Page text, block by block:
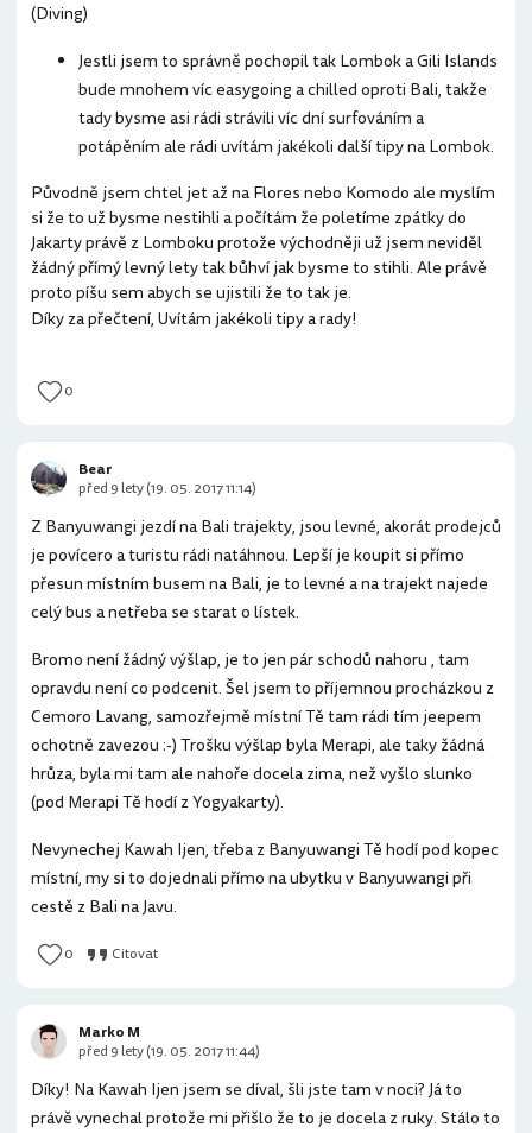
(Diving)
Jestli jsem to správně pochopil tak Lombok a Gili Islands
bude mnohem víc easygoing a chilled oproti Bali, takže
tady bysme asi rádi strávili víc dní surfováním a
potápěním ale rádi uvítám jakékoli další tipy na Lombok.
Původně jsem chtel jet až na Flores nebo Komodo ale myslím
si že to už bysme nestihli a počítám že poletíme zpátky do
Jakarty právě z Lomboku protože východněji už jsem neviděl
žádný přímý levný lety tak bůhví jak bysme to stihli. Ale právě
proto píšu sem abych se ujistili že to tak je.
Díky za přečtení, Uvítám jakékoli tipy a rady!
0
Z Banyuwangi jezdí na Bali trajekty, jsou levné, akorát prodejců
je povícero a turistu rádi natáhnou. Lepší je koupit si přímo
přesun místním busem na Bali, je to levné a na trajekt najede
celý bus a netřeba se starat o lístek.
Bromo není žádný výšlap, je to jen pár schodů nahoru , tam
opravdu není co podcenit. Šel jsem to příjemnou procházkou z
Cemoro Lavang, samozřejmě místní Tě tam rádi tím jeepem
ochotně zavezou :-) Trošku výšlap byla Merapi, ale taky žádná
hrůza, byla mi tam ale nahoře docela zima, než vyšlo slunko
(pod Merapi Tě hodí z Yogyakarty).
Nevynechej Kawah Ijen, třeba z Banyuwangi Tě hodí pod kopec
místní, my si to dojednali přímo na ubytku v Banyuwangi při
cestě z Bali na Javu.
0 Citovat
Bear
před 9 lety (19. 05. 2017 11:14)
Díky! Na Kawah Ijen jsem se díval, šli jste tam v noci? Já to
právě vynechal protože mi přišlo že to je docela z ruky. Stálo to
Marko M
před 9 lety (19. 05. 2017 11:44)